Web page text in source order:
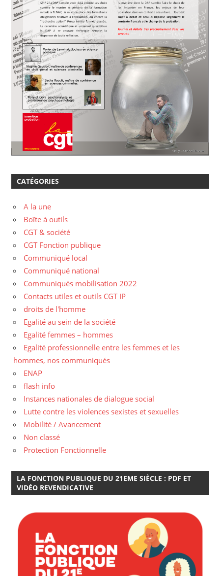
CATÉGORIES
A la une
Boîte à outils
CGT & société
CGT Fonction publique
Communiqué local
Communiqué national
Communiqués mobilisation 2022
Contacts utiles et outils CGT IP
droits de l'homme
Egalité au sein de la société
Egalité femmes – hommes
Egalité professionnelle entre les femmes et les
hommes, nos communiqués
ENAP
flash info
Instances nationales de dialogue social
Lutte contre les violences sexistes et sexuelles
Mobilité / Avancement
Non classé
Protection Fonctionnelle
LA FONCTION PUBLIQUE DU 21EME SIÈCLE : PDF ET
VIDÉO REVENDICATIVE